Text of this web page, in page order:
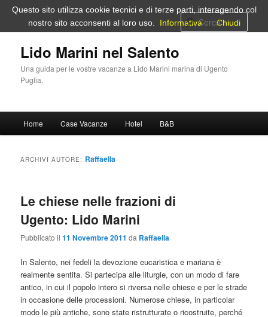
contenuto
contenuto
Lido Marini nel Salento
Una guida per le vostre vacanze a Lido Marini marina di Ugento
Puglia.
principale
Home Case Vacanze Hotel B&B
ARCHIVI AUTORE: Raffaella
Le chiese nelle frazioni di
Ugento: Lido Marini
Pubblicato il11 Novembre 2011 da Raffaella
In Salento, nei fedeli la devozione eucaristica e mariana è
realmente sentita. Si partecipa alle liturgie, con un modo di fare
antico, in cui il popolo intero si riversa nelle chiese e per le strade
in occasione delle processioni. Numerose chiese, in particolar
modo le più antiche, sono state ristrutturate o ricostruite, perché
Questo sito utilizza cookie tecnici e di terze parti, interagendo col
nostro sito acconsenti al loro uso.
Informativa Chiudi